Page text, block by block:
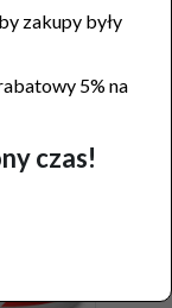
zakupy były
5% na
czas!